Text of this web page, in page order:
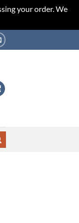
your order. We